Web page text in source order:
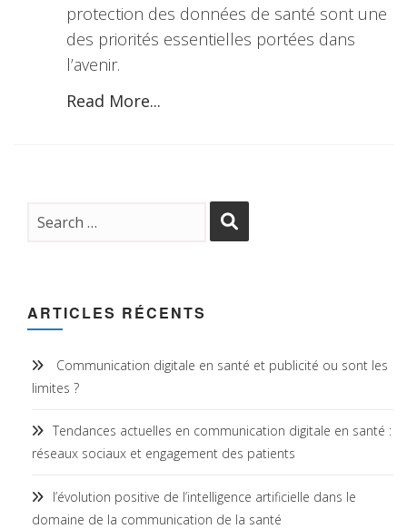
protection des données de santé sont une
des priorités essentielles portées dans
l’avenir.
Read More...
ARTICLES RÉCENTS
Communication digitale en santé et publicité ou sont les
limites ?
Tendances actuelles en communication digitale en santé :
réseaux sociaux et engagement des patients
l’évolution positive de l’intelligence artificielle dans le
domaine de la communication de la santé